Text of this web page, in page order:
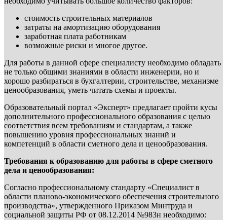
стоимость строительных материалов
затраты на амортизацию оборудования
заработная плата работникам
возможные риски и многое другое.
Для работы в данной сфере специалисту необходимо обладать
не только общими знаниями в области инженерии, но и
хорошо разбираться в бухгалтерии, строительстве, механизме
ценообразования, уметь читать схемы и проекты.
Образовательный портал «Эксперт» предлагает пройти кусы
дополнительного профессионального образования с целью
соответствия всем требованиям и стандартам, а также
повышению уровня профессиональных знаний и
компетенций в области сметного дела и ценообразования.
Требования к образованию для работы в сфере сметного
дела и ценообразования:
Согласно профессиональному стандарту «Специалист в
области планово-экономического обеспечения строительного
производства», утвержденного Приказом Минтруда и
социальной защиты РФ от 08.12.2014 №983н необходимо: